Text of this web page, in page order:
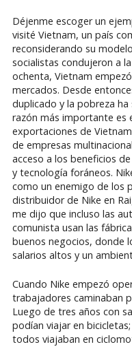
Déjenme escoger un
visité Vietnam, un país
reconsiderando su
socialistas condujeron a
ochenta, Vietnam
mercados. Desde
duplicado y la pobreza
razón más importante es
exportaciones de
de empresas
acceso a los beneficios
y tecnología foráneos.
como un enemigo de los
distribuidor de Nike en
me dijo que incluso las
comunista usan las
buenos negocios, donde
salarios altos y un
Cuando Nike empezó
trabajadores caminaban
Luego de tres años con
podían viajar en
todos viajaban en